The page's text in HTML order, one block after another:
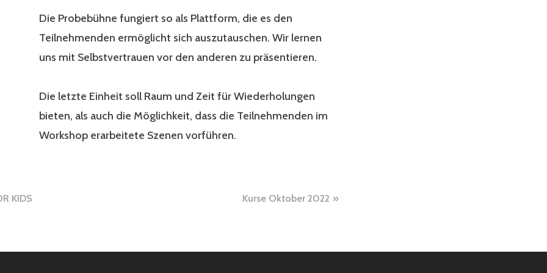
Die Probebühne fungiert so als Plattform, die es den
Teilnehmenden ermöglicht sich auszutauschen. Wir lernen
uns mit Selbstvertrauen vor den anderen zu präsentieren.
Die letzte Einheit soll Raum und Zeit für Wiederholungen
bieten, als auch die Möglichkeit, dass die Teilnehmenden im
Workshop erarbeitete Szenen vorführen.
KIDS Kurse Oktober 2022